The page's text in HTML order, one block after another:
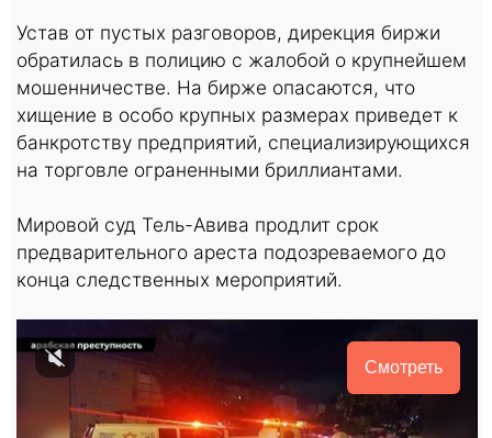
Устав от пустых разговоров, дирекция биржи
обратилась в полицию с жалобой о крупнейшем
мошенничестве. На бирже опасаются, что
хищение в особо крупных размерах приведет к
банкротству предприятий, специализирующихся
на торговле ограненными бриллиантами.
Мировой суд Тель-Авива продлит срок
предварительного ареста подозреваемого до
конца следственных мероприятий.
Смотреть